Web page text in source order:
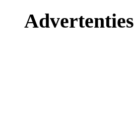
Advertenties